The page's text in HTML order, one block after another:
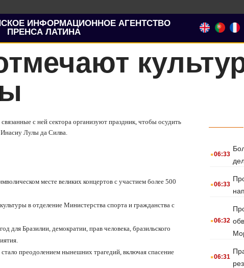
ИНФОРМАЦИОННОЕ АГЕНТСТВО
ПРЕНСА ЛАТИНА
с ней сектора организуют праздник, чтобы осудить
Инасиу Лулы да Силва.
месте великих концертов с участием более 500
в отделение Министерства спорта и гражданства с
для Бразилии, демократии, прав человека, бразильского
преодолением нынешних трагедий, включая спасение
.06:33
.06:33
.06:32
.06:31